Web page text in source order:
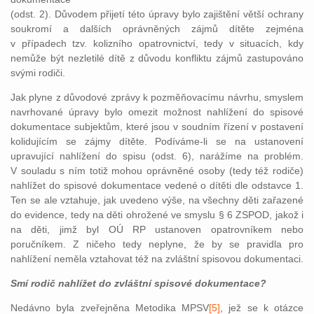
(odst. 2). Důvodem přijetí této úpravy bylo zajištění větší ochrany
soukromí a dalších oprávněných zájmů dítěte zejména
v případech tzv. kolizního opatrovnictví, tedy v situacích, kdy
nemůže být nezletilé dítě z důvodu konfliktu zájmů zastupováno
svými rodiči.
Jak plyne z důvodové zprávy k pozměňovacímu návrhu, smyslem
navrhované úpravy bylo omezit možnost nahlížení do spisové
dokumentace subjektům, které jsou v soudním řízení v postavení
kolidujícím se zájmy dítěte. Podíváme-li se na ustanovení
upravující nahlížení do spisu (odst. 6), narážíme na problém.
V souladu s ním totiž mohou oprávněné osoby (tedy též rodiče)
nahlížet do spisové dokumentace vedené o dítěti dle odstavce 1.
Ten se ale vztahuje, jak uvedeno výše, na všechny děti zařazené
do evidence, tedy na děti ohrožené ve smyslu § 6 ZSPOD, jakož i
na děti, jimž byl OÚ RP ustanoven opatrovníkem nebo
poručníkem. Z ničeho tedy neplyne, že by se pravidla pro
nahlížení neměla vztahovat též na zvláštní spisovou dokumentaci.
Smí rodič nahlížet do zvláštní spisové dokumentace?
Nedávno byla zveřejněna Metodika MPSV[5] , jež se k otázce